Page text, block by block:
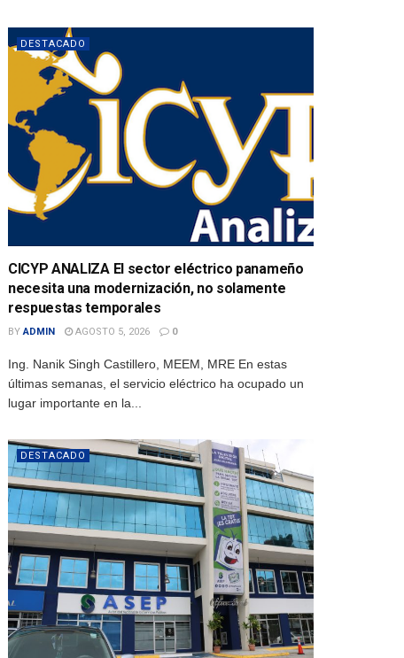
DESTACADO
CICYP ANALIZA El sector eléctrico panameño
necesita una modernización, no solamente
respuestas temporales
BY ADMIN AGOSTO 5, 2026 0
Ing. Nanik Singh Castillero, MEEM, MRE En estas
últimas semanas, el servicio eléctrico ha ocupado un
lugar importante en la...
DESTACADO